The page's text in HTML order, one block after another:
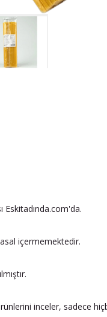
Eskitadında.com'da.
içermemektedir.
inceler, sadece